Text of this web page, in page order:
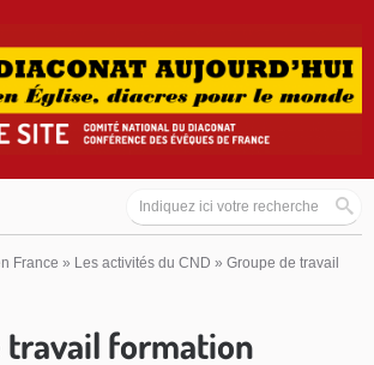
France » Les activités du CND » Groupe de travail
travail formation